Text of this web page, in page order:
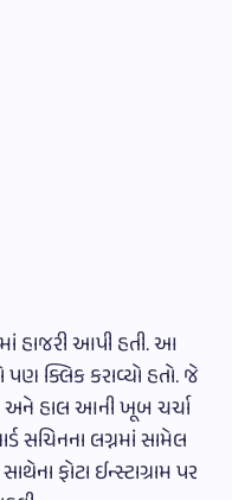
હાજરી આપી હતી. આ
ક્લિક કરાવ્યો હતો. જે
અને હાલ આની ખૂબ ચર્ચા
સચિનના લગ્નમાં સામેલ
ફોટા ઈન્સ્ટાગ્રામ પર